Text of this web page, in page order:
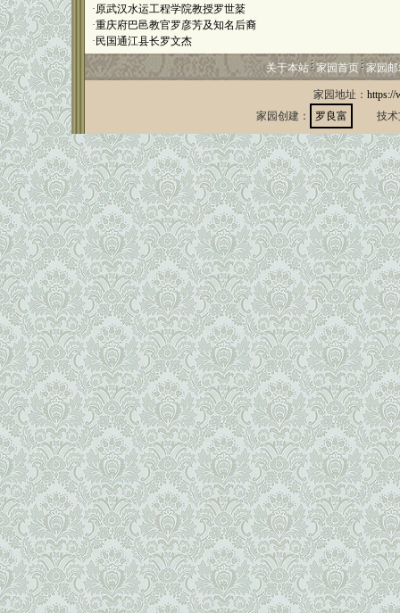
·原武汉水运工程学院教授罗世棻
·重庆府巴邑教官罗彦芳及知名后裔
· 民国通江县长罗文杰
关于本站 家园首页 家园
家园地址： https://
家园创建：
罗良富 技术